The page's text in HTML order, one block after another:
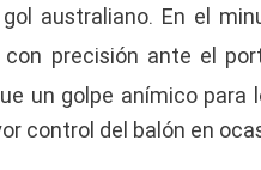
australiano. En el
con precisión ante el
un golpe anímico para
control del balón en